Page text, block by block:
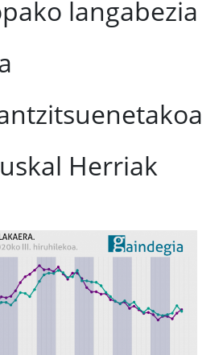
langabezia
Herriak